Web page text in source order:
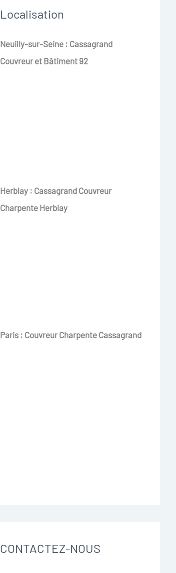
Localisation
Neuilly-sur-Seine : Cassagrand
Couvreur et Bâtiment 92
Herblay : Cassagrand Couvreur
Charpente Herblay
Paris : Couvreur Charpente Cassagrand
CONTACTEZ-NOUS